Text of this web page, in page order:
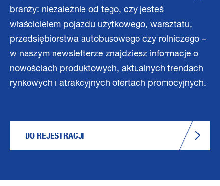
branży: niezależnie od tego, czy jesteś
właścicielem pojazdu użytkowego, warsztatu,
przedsiębiorstwa autobusowego czy rolniczego –
w naszym newsletterze znajdziesz informacje o
nowościach produktowych, aktualnych trendach
rynkowych i atrakcyjnych ofertach promocyjnych.
DO REJESTRACJI